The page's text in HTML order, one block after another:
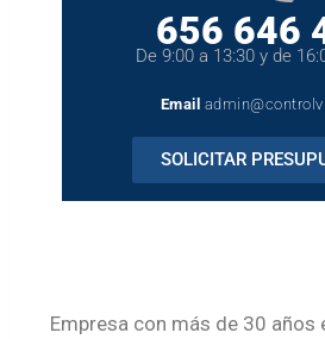
656 646
De 9:00 a 13:30 y de
Email
SOLICITAR
Empresa con más de 30 años